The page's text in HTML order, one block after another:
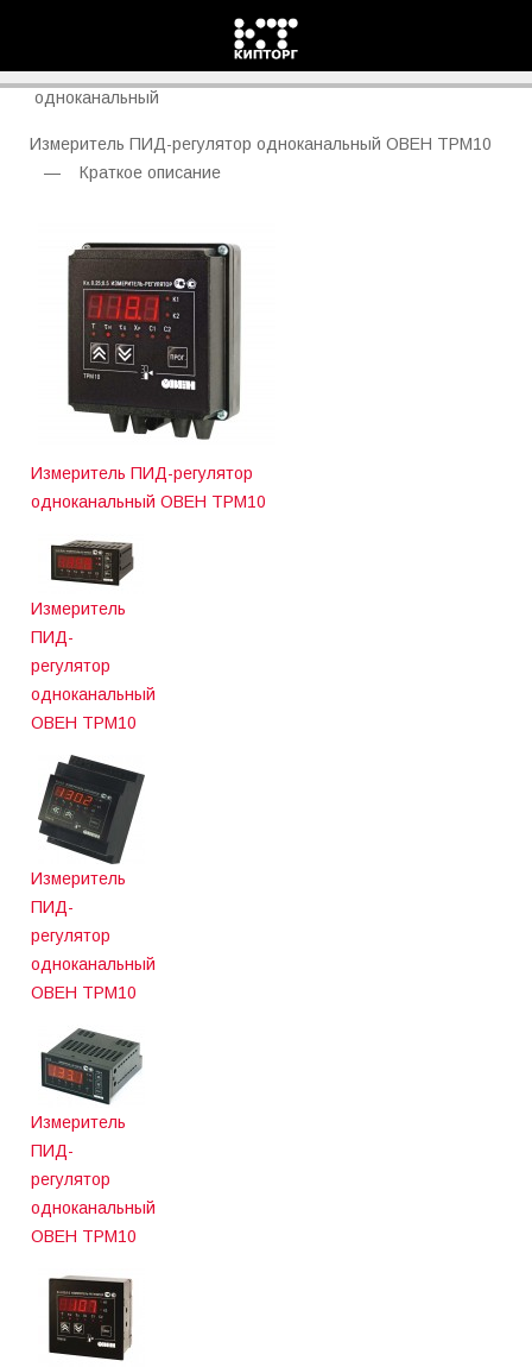
ТРМ10 Овен Измеритель ПИД-регулятор
одноканальный
Измеритель ПИД-регулятор одноканальный ОВЕН ТРМ10
— Краткое описание
Измеритель ПИД-регулятор
одноканальный ОВЕН ТРМ10
Измеритель
ПИД-
регулятор
одноканальный
ОВЕН ТРМ10
Измеритель
ПИД-
регулятор
одноканальный
ОВЕН ТРМ10
Измеритель
ПИД-
регулятор
одноканальный
ОВЕН ТРМ10